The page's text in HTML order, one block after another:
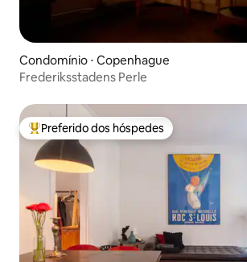
Condomínio ⋅ Copenhague
Frederiksstadens Perle
Entre os melhores preferidos dos hóspedes
Preferido dos hóspedes